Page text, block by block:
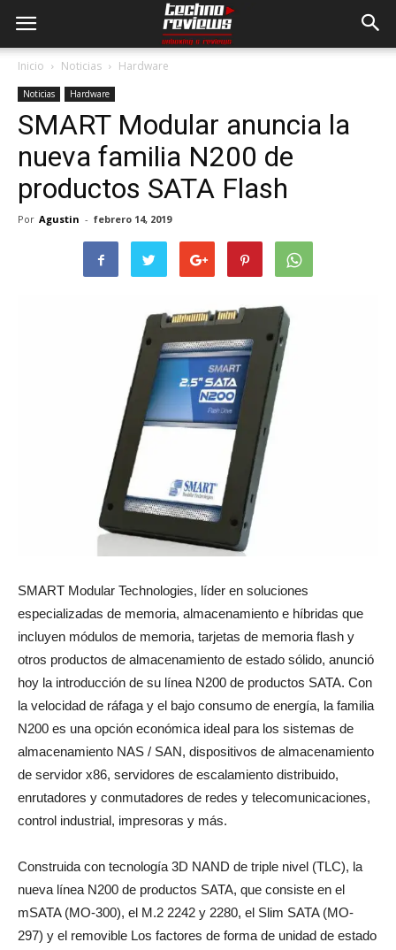
Inicio Noticias Hardware
Noticias Hardware
SMART Modular anuncia la
nueva familia N200 de
productos SATA Flash
Por Agustin - febrero 14, 2019
SMART Modular Technologies, líder en soluciones
especializadas de memoria, almacenamiento e híbridas que
incluyen módulos de memoria, tarjetas de memoria flash y
otros productos de almacenamiento de estado sólido, anunció
hoy la introducción de su línea N200 de productos SATA. Con
la velocidad de ráfaga y el bajo consumo de energía, la familia
N200 es una opción económica ideal para los sistemas de
almacenamiento NAS / SAN, dispositivos de almacenamiento
de servidor x86, servidores de escalamiento distribuido,
enrutadores y conmutadores de redes y telecomunicaciones,
control industrial, impresoras y más.
Construida con tecnología 3D NAND de triple nivel (TLC), la
nueva línea N200 de productos SATA, que consiste en el
mSATA (MO-300), el M.2 2242 y 2280, el Slim SATA (MO-
297) y el removible Los factores de forma de unidad de estado